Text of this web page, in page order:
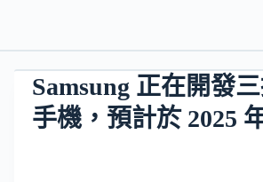
Samsung 正在開發
手機，預計於 2025